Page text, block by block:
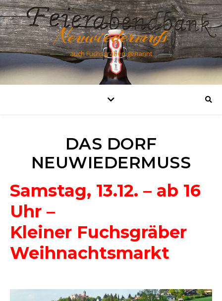
Neuwiedermuß
auch Fuchsgraben genannt
DAS DORF
NEUWIEDERMUSS
Samstag, 13.12. – ab 16
Uhr –
Kleiner Fuchsgräber
Weihnachtsmarkt